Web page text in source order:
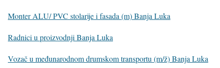
Monter ALU/ PVC stolarije i fasada (m) Banja Luka
Radnici u proizvodnji Banja Luka
Vozač u međunarodnom drumskom transportu (m/ž) Banja Luka